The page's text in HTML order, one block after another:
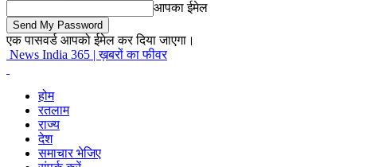
आपका ईमेल
एक पासवर्ड आपको ईमेल कर दिया जाएगा।
News India 365 | ख़बरों का फीवर
होम
रतलाम
राज्य
देश
समाचार भेजिए